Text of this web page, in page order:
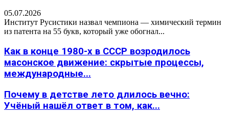
05.07.2026
Институт Русистики назвал чемпиона — химический термин
из патента на 55 букв, который уже обогнал...
Как в конце 1980-х в СССР возродилось
масонское движение: скрытые процессы,
международные...
Почему в детстве лето длилось вечно:
Учёный нашёл ответ в том, как...